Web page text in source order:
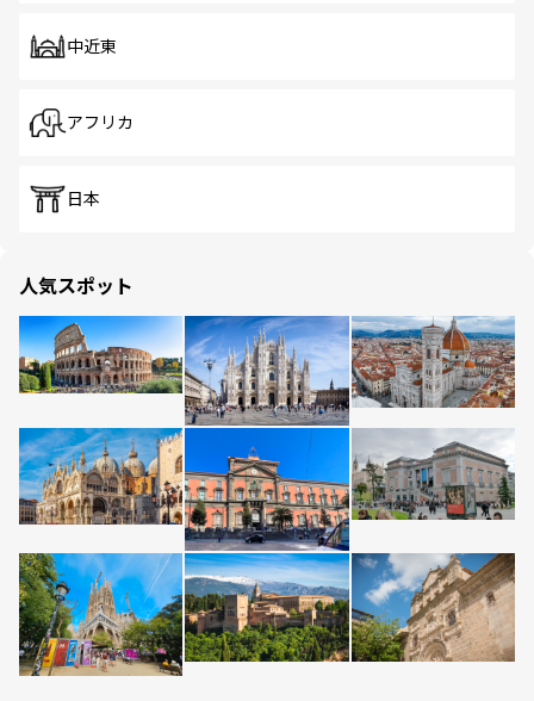
中近東
アフリカ
日本
人気スポット